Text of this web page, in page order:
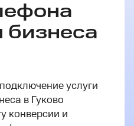
бизнеса
услуги
в Гуково
конверсии и